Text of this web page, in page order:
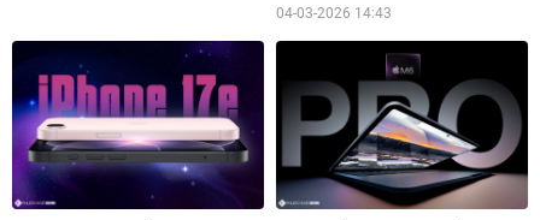
04-03-2026 14:43